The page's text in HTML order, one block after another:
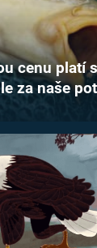
cenu platí
za naše